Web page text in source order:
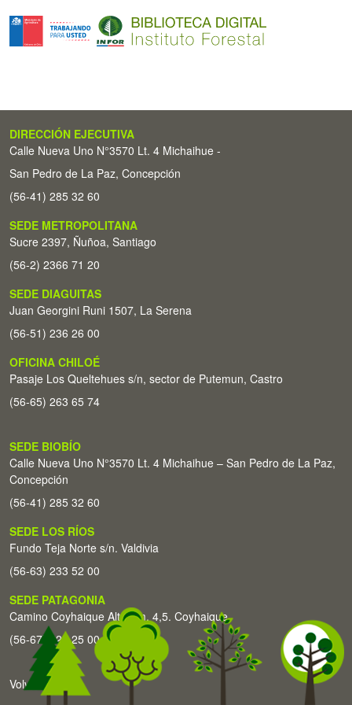
DIRECCIÓN EJECUTIVA
Calle Nueva Uno N°3570 Lt. 4 Michaihue -
San Pedro de La Paz, Concepción
(56-41) 285 32 60
SEDE METROPOLITANA
Sucre 2397, Ñuñoa, Santiago
(56-2) 2366 71 20
SEDE DIAGUITAS
Juan Georgini Runi 1507, La Serena
(56-51) 236 26 00
OFICINA CHILOÉ
Pasaje Los Queltehues s/n, sector de Putemun, Castro
(56-65) 263 65 74
SEDE BIOBÍO
Calle Nueva Uno N°3570 Lt. 4 Michaihue – San Pedro de La Paz,
Concepción
(56-41) 285 32 60
SEDE LOS RÍOS
Fundo Teja Norte s/n. Valdivia
(56-63) 233 52 00
SEDE PATAGONIA
Camino Coyhaique Alto Km. 4,5. Coyhaique
(56-67) 226 25 00
Volver arriba